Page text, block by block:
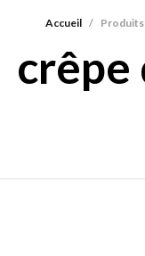
Accueil / Produits
crêpe